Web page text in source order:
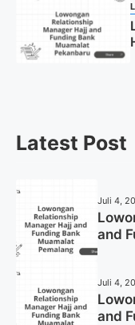
Latest Post
Juli 4,
and
Juli 4,
and